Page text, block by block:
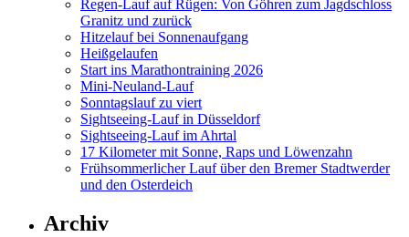
Regen-Lauf auf Rügen: Von Göhren zum Jagdschloss
Granitz und zurück
Hitzelauf bei Sonnenaufgang
Heißgelaufen
Start ins Marathontraining 2026
Mini-Neuland-Lauf
Sonntagslauf zu viert
Sightseeing-Lauf in Düsseldorf
Sightseeing-Lauf im Ahrtal
17 Kilometer mit Sonne, Raps und Löwenzahn
Frühsommerlicher Lauf über den Bremer Stadtwerder
und den Osterdeich
Archiv